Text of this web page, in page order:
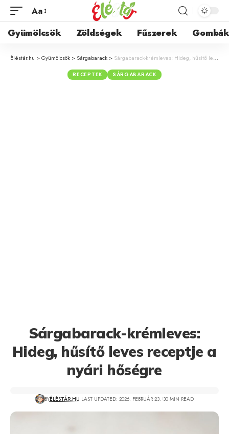
Aa
Gyümölcsök Zöldségek Fűszerek Gombák
Éléstár.hu >Gyümölcsök > Sárgabarack > Sárgabarack-krémleves: Hideg, hűsítő leves receptje a nyári hőségre
RECEPTEK SÁRGABARACK
Sárgabarack-krémleves:
Hideg, hűsítő leves receptje a
nyári hőségre
BYÉLÉSTÁR.HU LAST UPDATED: 2026. FEBRUÁR 23. 30 MIN READ